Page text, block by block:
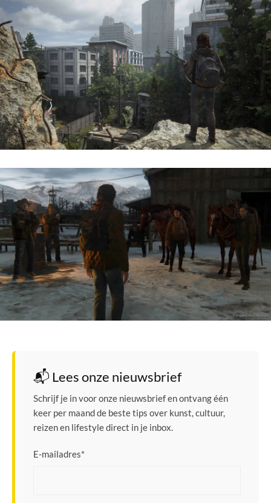
📬 Lees onze nieuwsbrief
Schrijf je in voor onze nieuwsbrief en ontvang één
keer per maand de beste tips over kunst, cultuur,
reizen en lifestyle direct in je inbox.
E-mailadres*